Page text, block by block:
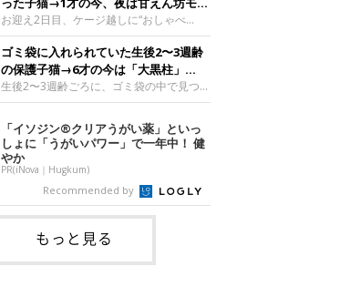
ィダちゃん。@muumuu62197189飼い主
さんは、公園の
／ノルウェージャンフォレストキャッ
ト）。こちらは、お迎え翌日に撮影された
一枚。ゴハンをお腹いっぱい食べたむうち
ゃんは眠くなり、飼い主さん夫婦のベッド
でうとうとし始めたのだとか。飼い主さ
子猫保護当時のモモちゃん。@Kingponzu
紹介するのは、X（旧Twitter）ユーザー
@Kingponzuさんの愛猫・モモちゃん（取
材時1才）の成長記録です。こちらは、モ
モちゃんが生後1カ月ごろに撮影された一
枚。飼い主さんの自宅マンションの駐輪場
です。子猫時代のモモちゃん。
@Kingponzuその日は気温が35℃を
ドになるコに成長！
お迎え2日目、ケージ越しに“おしゃべ
り”する姿を見せていた子猫。1才になった
今も見せる愛らしい姿にキュンとします。
お迎え2日目、ケージ越しに何かを伝える
ももちゃん“おしゃべり”なももちゃん。
@poocoonyan紹介するのは、Instagram
ユーザー@poocoonyanさんの愛猫・もも
ちゃん（取材時1才／マンチカン）です。
こちらの動画は、ももちゃんが生後2カ月
を過ぎたころ、お迎え2日目に撮影された
もの。新しい環境にゆっくり慣れてもらう
ため、当時はケージの中で過ごしていまし
た。鳴いてアピールするももち
ゴミ袋に入れられていた生後2〜3週齢
の保護子猫→6才の今は「大黒柱」
に！ 美しい黒猫に成長した姿にグッ
とくる
生後2〜3週齢ごろに、ゴミ袋の中で見つか
った小さな命。ミルクから育てられたその
子猫は今、家族に欠かせない存在へと成長
しました。ゴミ袋の中で見つかった、ミニ
モグラのような子猫よちよち歩きをしてい
たころの、生後2〜3週齢ごろのドンちゃ
ん。@doddou_1今回紹介するのは、
X（旧Twitter）ユーザー@doddou_1さん
の愛猫・ドンちゃん（取材時、推定6才／
本名：ドミトリー・ドンスコイ）。ドンち
ゃんは、保護猫でした。ドンちゃんが見つ
かったのは、飼い主さんの姉の勤め先の敷
「イソジン®クリアうがい薬」といっ
しょに「うがいパワー」で一年中！ 健
やか
PR(iNova｜Hugkum)
Recommended by
もっと見る